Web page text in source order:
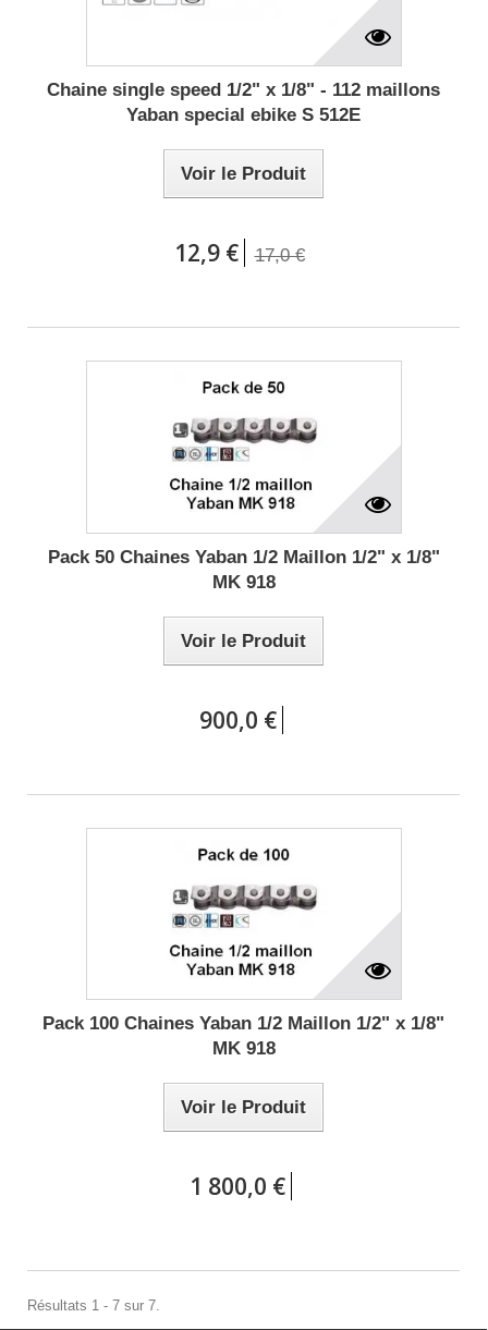
Chaine single speed 1/2" x 1/8" - 112 maillons
Yaban special ebike S 512E
Voir le Produit
12,9 € 17,0 €
Pack 50 Chaines Yaban 1/2 Maillon 1/2" x 1/8"
MK 918
Voir le Produit
900,0 €
Pack 100 Chaines Yaban 1/2 Maillon 1/2" x 1/8"
MK 918
Voir le Produit
1 800,0 €
Résultats 1 - 7 sur 7.